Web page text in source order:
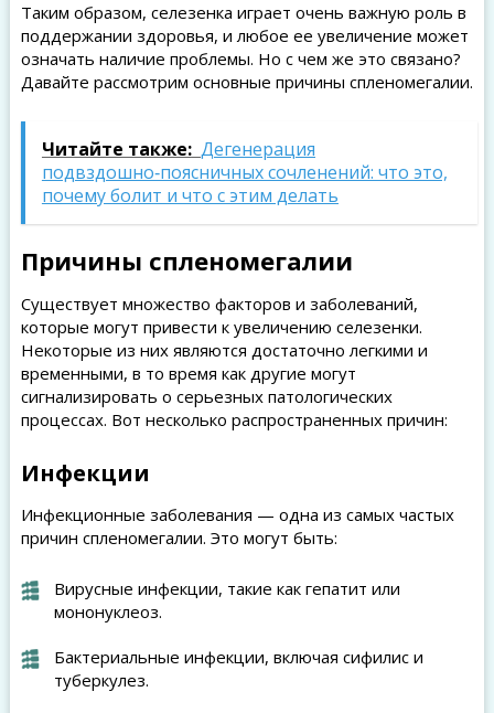
Таким образом, селезенка играет очень важную роль в
поддержании здоровья, и любое ее увеличение может
означать наличие проблемы. Но с чем же это связано?
Давайте рассмотрим основные причины спленомегалии.
Читайте также: Дегенерация
подвздошно‑поясничных сочленений: что это,
почему болит и что с этим делать
Причины спленомегалии
Существует множество факторов и заболеваний,
которые могут привести к увеличению селезенки.
Некоторые из них являются достаточно легкими и
временными, в то время как другие могут
сигнализировать о серьезных патологических
процессах. Вот несколько распространенных причин:
Инфекции
Инфекционные заболевания — одна из самых частых
причин спленомегалии. Это могут быть:
Вирусные инфекции, такие как гепатит или
мононуклеоз.
Бактериальные инфекции, включая сифилис и
туберкулез.